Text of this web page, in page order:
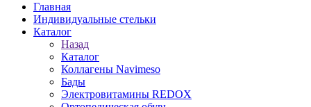
Главная
Индивидуальные стельки
Каталог
Назад
Каталог
Коллагены Navimeso
Бады
Электровитамины REDOX